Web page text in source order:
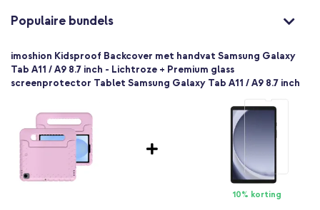
Siliconen en TPU (zacht)
1 Pc
Nee
Populaire bundels
imoshion Kidsproof Backcover met handvat Samsung Galaxy
Tab A11 / A9 8.7 inch - Lichtroze + Premium glass
screenprotector Tablet Samsung Galaxy Tab A11 / A9 8.7 inch
10% korting